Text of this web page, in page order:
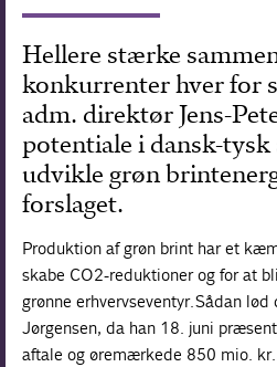
Hellere stærke
konkurrenter hver for
adm. direktør Jens-
potentiale i dansk-tysk
udvikle grøn
forslaget.
Produktion af grøn brint har et
skabe CO2-reduktioner og for at
grønne erhvervseventyr. Sådan
Jørgensen, da han 18. juni
aftale og øremærkede 850 mio.